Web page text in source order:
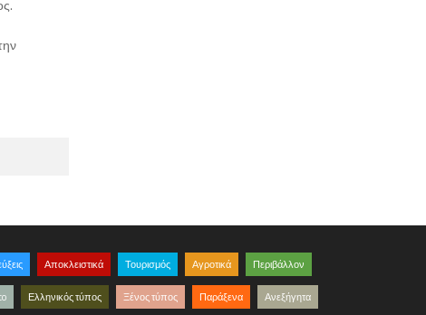
Αποκλειστικά Τουρισμός Αγροτικά Περιβάλλον
Ελληνικός τύπος Ξένος τύπος Παράξενα Ανεξήγητα